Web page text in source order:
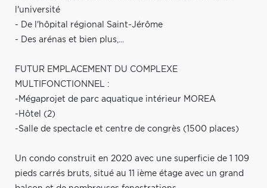
l'université
- De l'hôpital régional Saint-Jérôme
- Des arénas et bien plus,...
FUTUR EMPLACEMENT DU COMPLEXE
MULTIFONCTIONNEL :
-Mégaprojet de parc aquatique intérieur MOREA
-Hôtel (2)
-Salle de spectacle et centre de congrès (1500 places)
Un condo construit en 2020 avec une superficie de 1 109
pieds carrés bruts, situé au 11 ième étage avec un grand